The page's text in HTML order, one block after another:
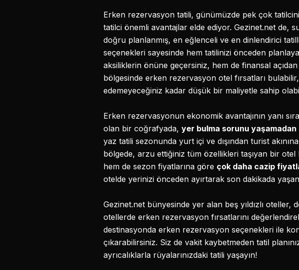
Erken rezervasyon tatili, günümüzde pek çok
tatilci önemli avantajlar elde ediyor. Gezinet.net de,
doğru planlanmış, en eğlenceli ve en dinlendirici
seçenekleri sayesinde hem tatilinizi önceden
aksiliklerin önüne geçersiniz, hem de finansal açıdan
bölgesinde erken rezervasyon otel fırsatları
edemeyeceğiniz kadar düşük bir maliyetle sahip
Erken rezervasyonun ekonomik avantajının yanı
olan bir coğrafyada, yer bulma sorunu yaşamadan
yaz tatili sezonunda yurt içi ve dışından turist
bölgede, arzu ettiğiniz tüm özellikleri taşıyan bir
hem de sezon fiyatlarına göre çok daha cazip
otelde yerinizi önceden ayırtarak son dakikada
Gezinet.net bünyesinde yer alan beş yıldızlı oteller,
otellerde erken rezervasyon fırsatlarını
destinasyonda erken rezervasyon seçenekleri ile
çıkarabilirsiniz. Siz de vakit kaybetmeden tatil
ayrıcalıklarla rüyalarınızdaki tatili yaşayın!